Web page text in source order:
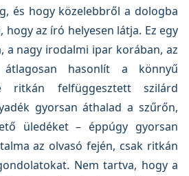
és hogy közelebbről a dologba
hogy az író helyesen látja. Ez egy
a nagy irodalmi ipar korában, az
átlagosan hasonlít a könnyű
ritkán felfüggesztett szilárd
gyorsan áthalad a szűrőn,
üledéket – éppúgy gyorsan
az olvasó fején, csak ritkán
Nem tartva, hogy a